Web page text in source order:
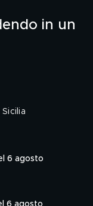
in un
6 agosto
6 agosto